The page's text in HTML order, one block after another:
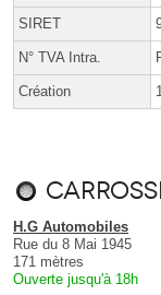
SIRET
N° TVA Intra.
Création
H.G Automobiles
Rue du 8 Mai 1945
171 mètres
Ouverte jusqu'à 18h